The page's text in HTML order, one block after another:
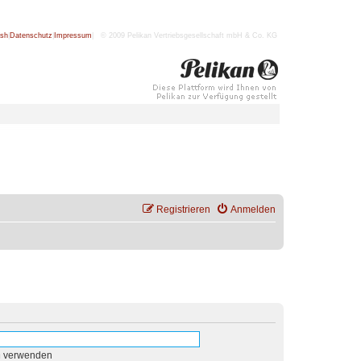
Datenschutz Impressum | © 2009 Pelikan Vertriebsgesellschaft mbH & Co. KG
Anmelden
Registrieren
verwenden